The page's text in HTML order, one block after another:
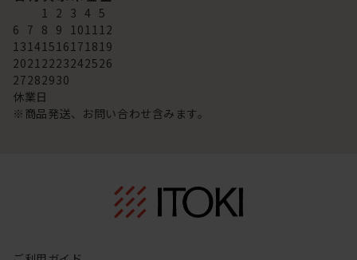
1 2 3 4 5
6 7 8 9 101112
13141516171819
20212223242526
27282930
休業日
※商品発送、お問い合わせ含みます。